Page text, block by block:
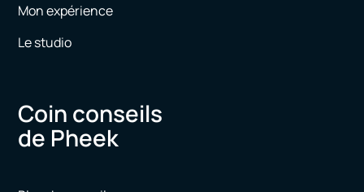
Mon expérience
Le studio
Coin conseils
de Pheek